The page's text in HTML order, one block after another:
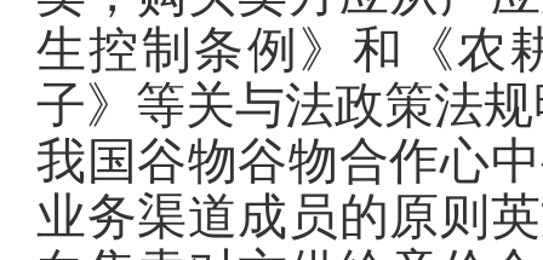
生控制条例》和《农
子》等关与法政策法
我国谷物谷物合作心
业务渠道成员的原则